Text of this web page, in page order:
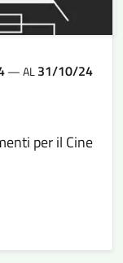
—AL31/10/24
per il Cine